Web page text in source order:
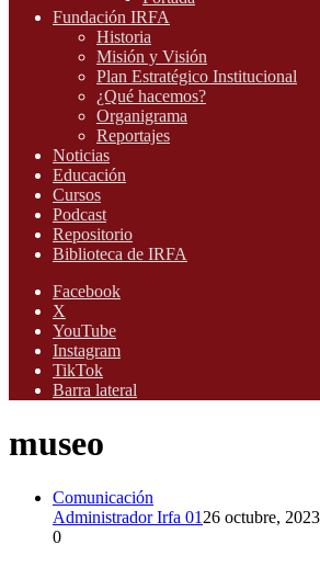
Fundación IRFA
Historia
Misión y Visión
Plan Estratégico Institucional
¿Qué hacemos?
Organigrama
Reportajes
Noticias
Educación
Cursos
Podcast
Repositorio
Biblioteca de IRFA
Facebook
X
YouTube
Instagram
TikTok
Barra lateral
museo
Comunicación
Administrador Irfa 01 26 octubre, 2023
0